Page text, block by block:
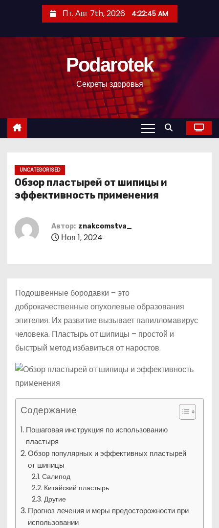
с
Пт. Авг 7th, 2026 4:22:46 AM
Podarotek
Секреты здоровья
UNCATEGORISED
Обзор пластырей от шипицы и
эффективность применения
Автор: znakcomstva_
Ноя 1, 2024
Подошвенные бородавки – это
доброкачественные опухолевые образования
эпителия. Их развитие вызывает папилломавирус
человека. Пластырь от шипицы – простой и
быстрый метод избавиться от наростов.
Содержание
Пошаговая инструкция по использованию
пластыря
Обзор популярных и эффективных пластырей
от шипицы
Салипод
Китайский пластырь
Другие
Прогноз лечения и меры предосторожности при
использовании